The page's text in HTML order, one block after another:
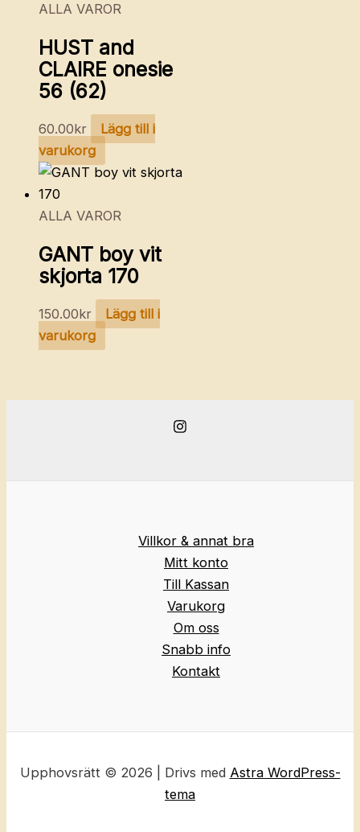
ALLA VAROR
HUST and
CLAIRE onesie
56 (62)
60.00kr
Lägg till i
varukorg
ALLA VAROR
GANT boy vit
skjorta 170
150.00kr
Lägg till i
varukorg
Villkor & annat bra
Mitt konto
Till Kassan
Varukorg
Om oss
Snabb info
Kontakt
Upphovsrätt © 2026 | Drivs med Astra WordPress-
tema